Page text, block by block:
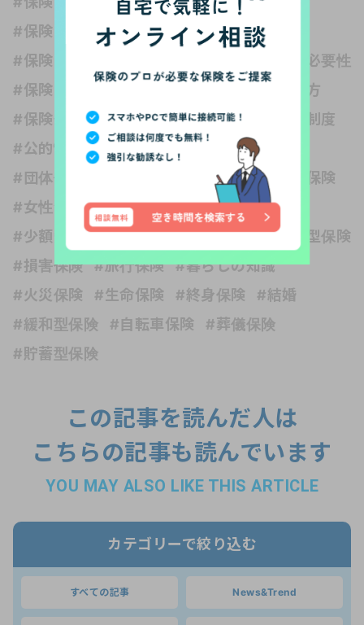
#保険どれくらい入る？
#保険と健康
#保険と税金
#保険の必要性
#保険の種類
#保険の選び方
#保険金
#保障内容
#公的保険 社会保障制度
#公的制度
#医療保険
#収入保障保険
#団体信用生命保険
#変額保険
#外貨建て保険
#女性保険
#子ども #子育て
#学資保険
#少額短期保険
#就業不能保険
#掛け捨て型保険
#損害保険
#旅行保険
#暮らしの知識
#火災保険
#生命保険 #終身保険
#結婚
#緩和型保険
#自転車保険
#葬儀保険
#貯蓄型保険
この記事を読んだ人は
こちらの記事も読んでいます
YOU MAY ALSO LIKE THIS ARTICLE
カテゴリーで絞り込む
すべての記事 News&Trend